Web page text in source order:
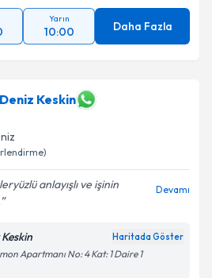
Yarın
10:00 Daha Fazla
Keskin
anlayışlı ve işinin
Devamı
Haritada Göster
Apartmanı No: 4 Kat: 1 Daire 1